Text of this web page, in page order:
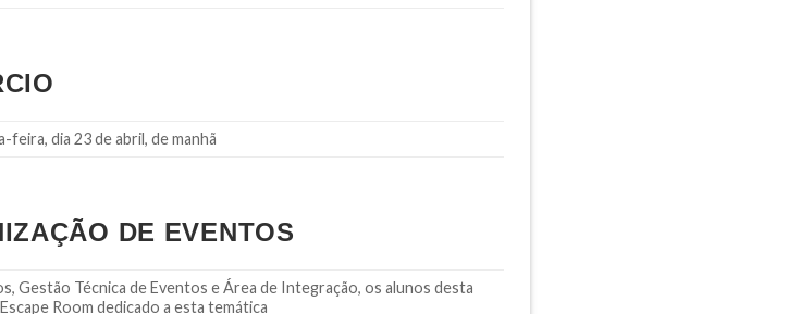
feira, dia 23 de abril, de manhã
DE EVENTOS
Gestão Técnica de Eventos e Área de Integração, os alunos desta
Room dedicado a esta temática